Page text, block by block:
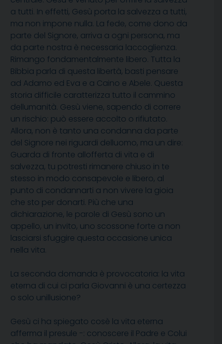
a tutti. In effetti, Gesù porta la salvezza a tutti,
ma non impone nulla. La fede, come dono da
parte del Signore, arriva a ogni persona, ma
da parte nostra è necessaria laccoglienza.
Rimango fondamentalmente libero. Tutta la
Bibbia parla di questa libertà, basti pensare
ad Adamo ed Eva e a Caino e Abele. Questa
storia difficile caratterizza tutto il cammino
dellumanità. Gesù viene, sapendo di correre
un rischio: può essere accolto o rifiutato.
Allora, non è tanto una condanna da parte
del Signore nei riguardi delluomo, ma un dire:
Guarda di fronte allofferta di vita e di
salvezza, tu potresti rimanere chiuso in te
stesso in modo consapevole e libero, al
punto di condannarti a non vivere la gioia
che sto per donarti. Più che una
dichiarazione, le parole di Gesù sono un
appello, un invito, uno scossone forte a non
lasciarsi sfuggire questa occasione unica
nella vita.
La seconda domanda è provocatoria: la vita
eterna di cui ci parla Giovanni è una certezza
o solo unillusione?
Gesù ci ha spiegato cosè la vita eterna 
afferma il presule -: conoscere il Padre e Colui